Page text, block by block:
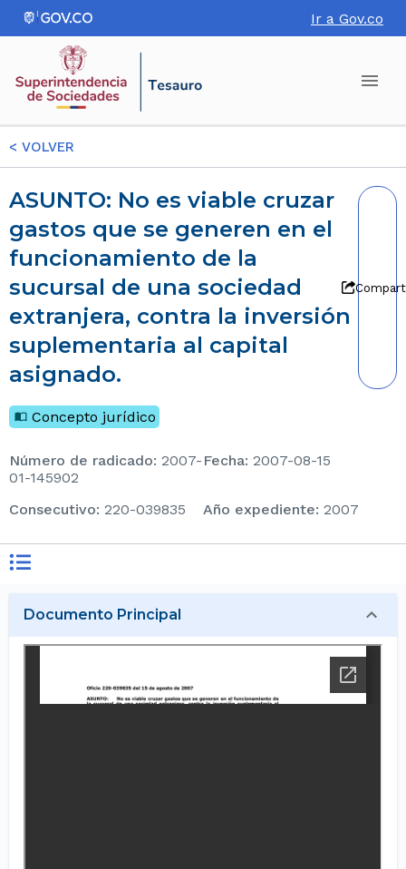
Ir a Gov.co
< VOLVER
ASUNTO: No es viable cruzar
gastos que se generen en el
funcionamiento de la
sucursal de una sociedad
extranjera, contra la inversión
suplementaria al capital
asignado.
Concepto jurídico
Número de radicado: 2007-
01-145902
Fecha: 2007-08-15
consecutivo: 220-039835 Año expediente: 2007
Documento Principal